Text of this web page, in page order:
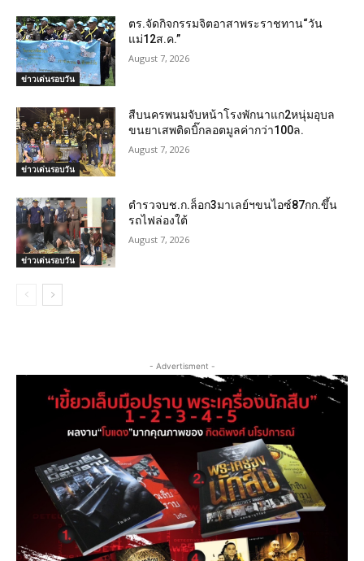
ข่าวเด่นรอบวัน
ตร.จัดกิจกรรมจิตอาสาพระราชทาน“วัน
แม่12ส.ค.”
August 7, 2026
ข่าวเด่นรอบวัน
สืบนครพนมจับหน้าโรงพักนาแก2หนุ่มอุบล
ขนยาเสพติดบิ๊กลอตมูลค่ากว่า100ล.
August 7, 2026
ข่าวเด่นรอบวัน
ตำรวจบช.ก.ล็อก3มาเลย์ฯขนไอซ์87กก.ขึ้น
รถไฟล่องใต้
August 7, 2026
- Advertisment -